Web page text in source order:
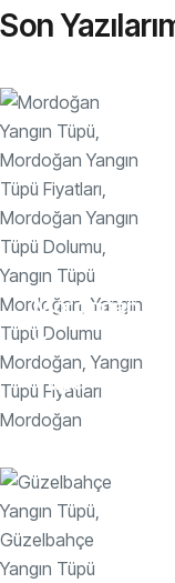
Son
Mordoğan
Yangın
Tüpü